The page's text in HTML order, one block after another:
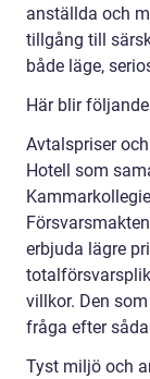
anställda och
tillgång till
både läge,
Här blir
Avtalspriser
Hotell som
erbjuda lägre
villkor. Den
fråga efter
Tyst miljö och